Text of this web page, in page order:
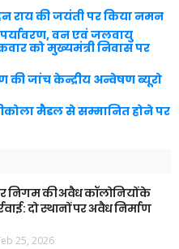
राय की जयंती पर किया नमन
पर्यावरण, वन एवं जलवायु
को मुख्यमंत्री निवास पर
की जांच केन्द्रीय अन्वेषण ब्यूरो
मैडल से सम्मानित होने पर
निगम की अवैध कॉलोनियों के
दो स्थानों पर अवैध निर्माण
25, 2026